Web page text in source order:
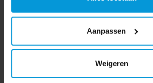
Aanpassen
Weigeren
Onze product specialisten staan voor je
024 372 72 92
info@avodesch.nl